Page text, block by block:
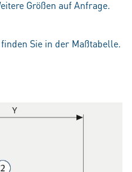
Größen auf Anfrage.
Sie in der Maßtabelle.